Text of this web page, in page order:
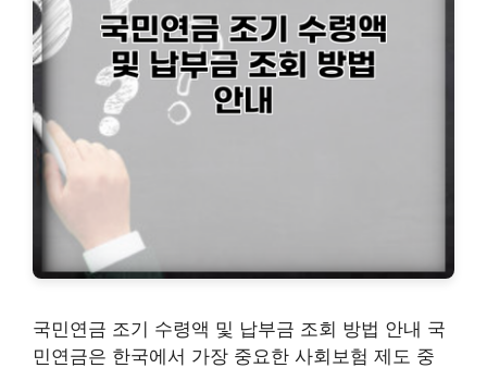
국민연금 조기 수령액 및 납부금 조회 방법 안내 국
민연금은 한국에서 가장 중요한 사회보험 제도 중